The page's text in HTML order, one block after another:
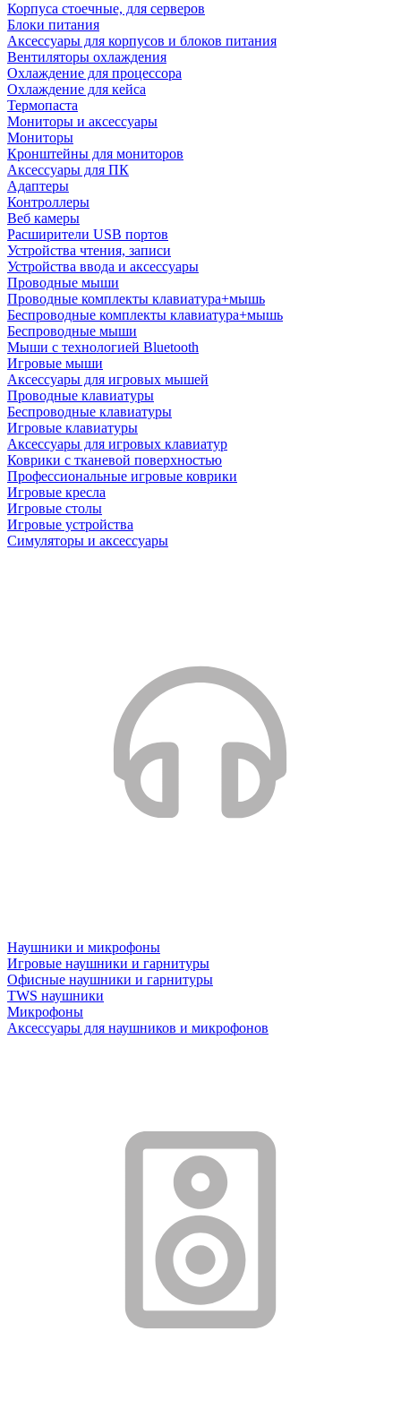
Корпуса стоечные, для серверов
Блоки питания
Аксессуары для корпусов и блоков питания
Вентиляторы охлаждения
Охлаждение для процессора
Охлаждение для кейса
Термопаста
Мониторы и аксессуары
Мониторы
Кронштейны для мониторов
Аксессуары для ПК
Адаптеры
Контроллеры
Веб камеры
Расширители USB портов
Устройства чтения, записи
Устройства ввода и аксессуары
Проводные мыши
Проводные комплекты клавиатура+мышь
Беспроводные комплекты клавиатура+мышь
Беспроводные мыши
Мыши с технологией Bluetooth
Игровые мыши
Аксессуары для игровых мышей
Проводные клавиатуры
Беспроводные клавиатуры
Игровые клавиатуры
Аксессуары для игровых клавиатур
Коврики с тканевой поверхностью
Профессиональные игровые коврики
Игровые кресла
Игровые столы
Игровые устройства
Симуляторы и аксессуары
Наушники и микрофоны
Игровые наушники и гарнитуры
Офисные наушники и гарнитуры
TWS наушники
Микрофоны
Аксессуары для наушников и микрофонов